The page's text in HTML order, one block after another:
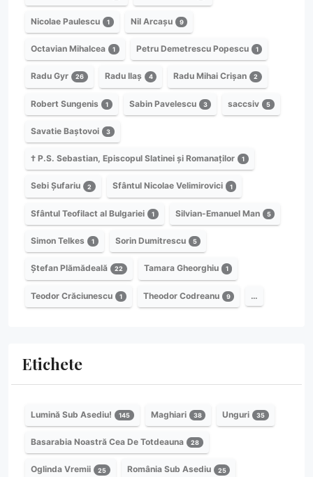
Nicolae Paulescu 1 Nil Arcașu 9
Octavian Mihalcea 1 Petru Demetrescu Popescu 1
Radu Gyr 26 Radu Ilaș 4 Radu Mihai Crișan 2
Robert Sungenis 1 Sabin Pavelescu 3 saccsiv 5
Savatie Baștovoi 3
† P.S. Sebastian, Episcopul Slatinei și Romanaților 1
Sebi Șufariu 2 Sfântul Nicolae Velimirovici 1
Sfântul Teofilact al Bulgariei 1 Silvian-Emanuel Man 5
Simon Telkes 1 Sorin Dumitrescu 5
Ștefan Plămădeală 22 Tamara Gheorghiu 1
Teodor Crăciunescu 1 Theodor Codreanu 9 …
Etichete
Lumină Sub Asediu! 145 Maghiari 38 Unguri 35
Basarabia Noastră Cea De Totdeauna 28
Oglinda Vremii 25 România Sub Asediu 25